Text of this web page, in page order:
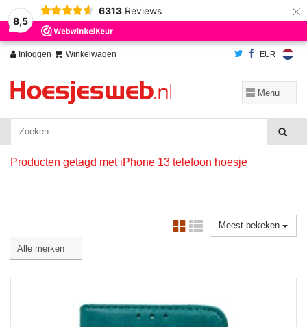
8,5
6313 Reviews ×
Inloggen Winkelwagen EUR
Producten getagd met iPhone 13 telefoon hoesje
Meest bekeken
Wij slaan cookies op om onze website te verbeteren. Is dat akkoord?
Ja
Nee